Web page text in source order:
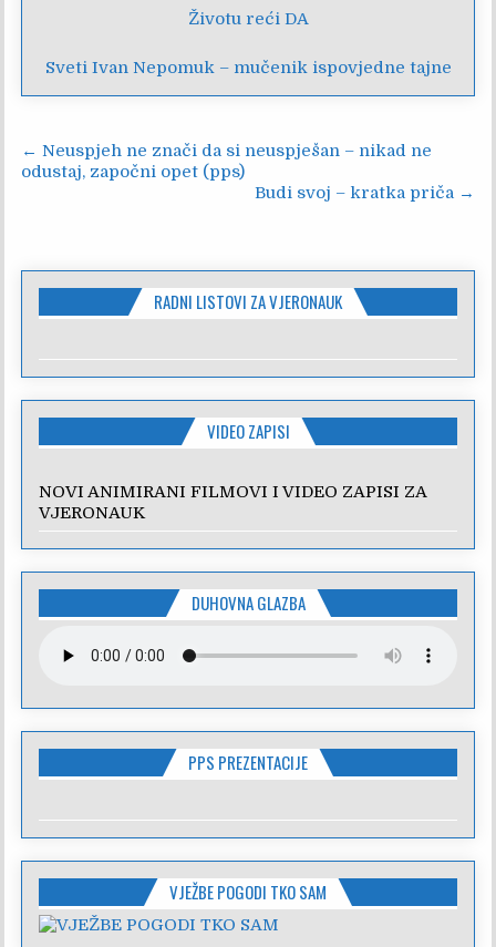
Životu reći DA
Sveti Ivan Nepomuk – mučenik ispovjedne tajne
Navigacija
objava
← Neuspjeh ne znači da si neuspješan – nikad ne
odustaj, započni opet (pps)
Budi svoj – kratka priča →
RADNI LISTOVI ZA VJERONAUK
VIDEO ZAPISI
NOVI ANIMIRANI FILMOVI I VIDEO ZAPISI ZA
VJERONAUK
DUHOVNA GLAZBA
PPS PREZENTACIJE
VJEŽBE POGODI TKO SAM